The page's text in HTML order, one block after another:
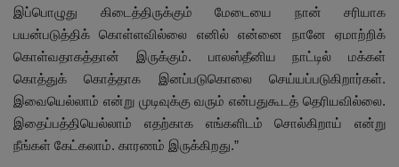
இப்பொழுது கிடைத்திருக்கும் மேடையை நான் சரியாக
பயன்படுத்திக் கொள்ளவில்லை எனில் என்னை நானே ஏமாற்றிக்
கொள்வதாகத்தான் இருக்கும். பாலஸ்தீனிய நாட்டில் மக்கள்
கொத்துக் கொத்தாக இனப்படுகொலை செய்யப்படுகிறார்கள்.
இவையெல்லாம் என்று முடிவுக்கு வரும் என்பதுகூடத் தெரியவில்லை.
இதைப்பத்தியெல்லாம் எதற்காக எங்களிடம் சொல்கிறாய் என்று
நீங்கள் கேட்கலாம். காரணம் இருக்கிறது.”